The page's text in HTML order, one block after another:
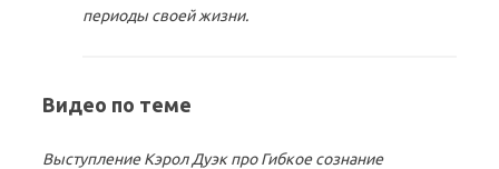
периоды своей жизни.
Видео по теме
Выступление Кэрол Дуэк про Гибкое сознание